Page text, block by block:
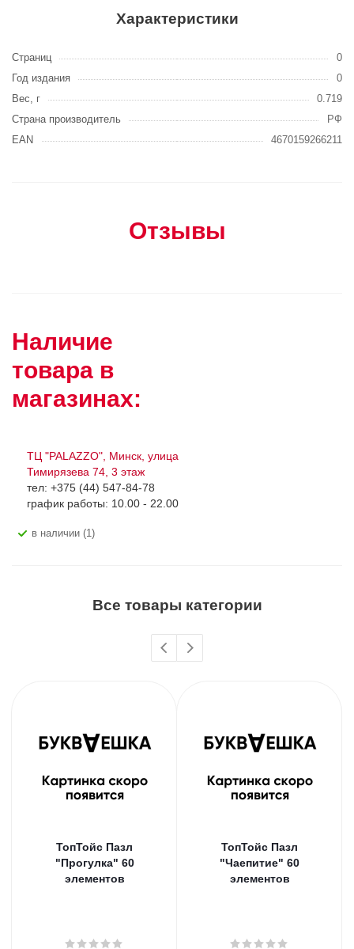
Характеристики
Страниц
0
Год издания
0
Вес, г
0.719
Страна производитель
РФ
EAN
4670159266211
Отзывы
Наличие
товара в
магазинах:
ТЦ "PALAZZO", Минск, улица
Тимирязева 74, 3 этаж
тел: +375 (44) 547-84-78
график работы: 10.00 - 22.00
В наличии (1)
Все товары категории
ТопТойс Пазл
"Прогулка" 60
элементов
ТопТойс Пазл
"Чаепитие" 60
элементов